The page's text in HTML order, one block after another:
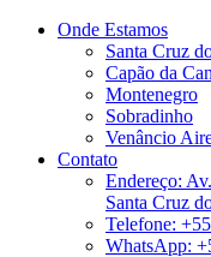
Onde Estamos
Santa Cruz
Capão da
Montenegro
Sobradinho
Venâncio
Contato
Endereço:
Santa Cruz
Telefone:
WhatsApp: